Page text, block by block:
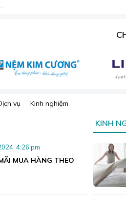
vụ Kinh nghiệm
4:26 pm
MUA HÀNG THEO
KINH